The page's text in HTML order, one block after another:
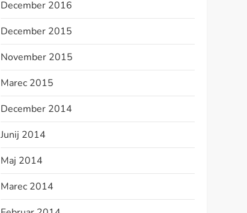
December 2016
December 2015
November 2015
Marec 2015
December 2014
Junij 2014
Maj 2014
Marec 2014